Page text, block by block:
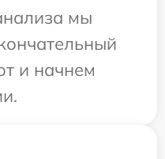
мы
и начнем